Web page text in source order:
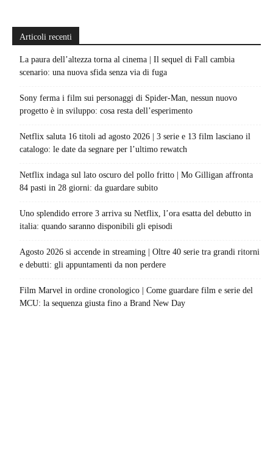
Articoli recenti
La paura dell’altezza torna al cinema | Il sequel di Fall cambia
scenario: una nuova sfida senza via di fuga
Sony ferma i film sui personaggi di Spider-Man, nessun nuovo
progetto è in sviluppo: cosa resta dell’esperimento
Netflix saluta 16 titoli ad agosto 2026 | 3 serie e 13 film lasciano il
catalogo: le date da segnare per l’ultimo rewatch
Netflix indaga sul lato oscuro del pollo fritto | Mo Gilligan affronta
84 pasti in 28 giorni: da guardare subito
Uno splendido errore 3 arriva su Netflix, l’ora esatta del debutto in
italia: quando saranno disponibili gli episodi
Agosto 2026 si accende in streaming | Oltre 40 serie tra grandi ritorni
e debutti: gli appuntamenti da non perdere
Film Marvel in ordine cronologico | Come guardare film e serie del
MCU: la sequenza giusta fino a Brand New Day